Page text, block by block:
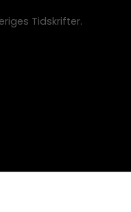
Tidskrifter.